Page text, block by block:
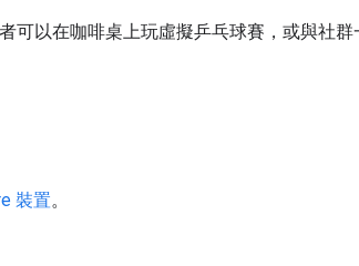
可以在咖啡桌上玩虛擬乒乓球賽，或與社群
裝置。